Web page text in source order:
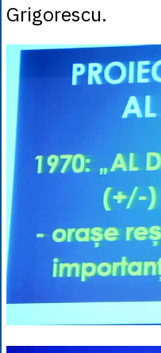
Grigorescu.